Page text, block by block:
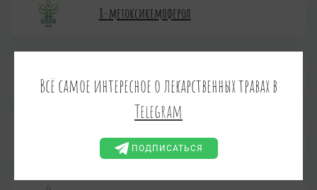
8-метоксикемпферол
Cапонарозид
H-нонакозан
Всё самое интересное о лекарственных травах в
Telegram
ПОДПИСАТЬСЯ